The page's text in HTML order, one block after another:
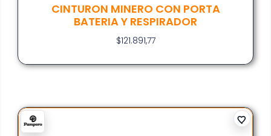
CINTURON MINERO CON PORTA
BATERIA Y RESPIRADOR
$121.891,77